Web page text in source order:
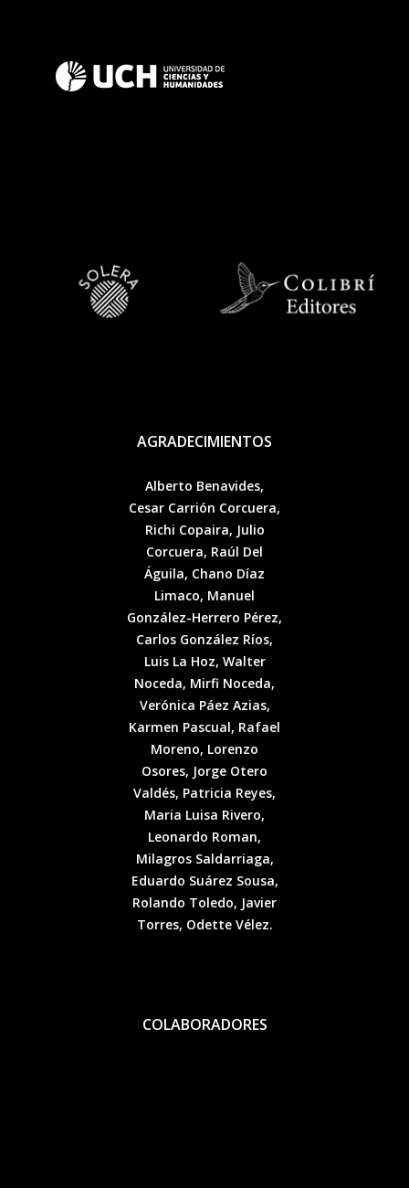
AGRADECIMIENTOS
Alberto Benavides,
Cesar Carrión Corcuera,
Richi Copaira, Julio
Corcuera, Raúl Del
Águila, Chano Díaz
Limaco, Manuel
González-Herrero Pérez,
Carlos González Ríos,
Luis La Hoz, Walter
Noceda, Mirfi Noceda,
Verónica Páez Azias,
Karmen Pascual, Rafael
Moreno, Lorenzo
Osores, Jorge Otero
Valdés, Patricia Reyes,
Maria Luisa Rivero,
Leonardo Roman,
Milagros Saldarriaga,
Eduardo Suárez Sousa,
Rolando Toledo, Javier
Torres, Odette Vélez.
COLABORADORES